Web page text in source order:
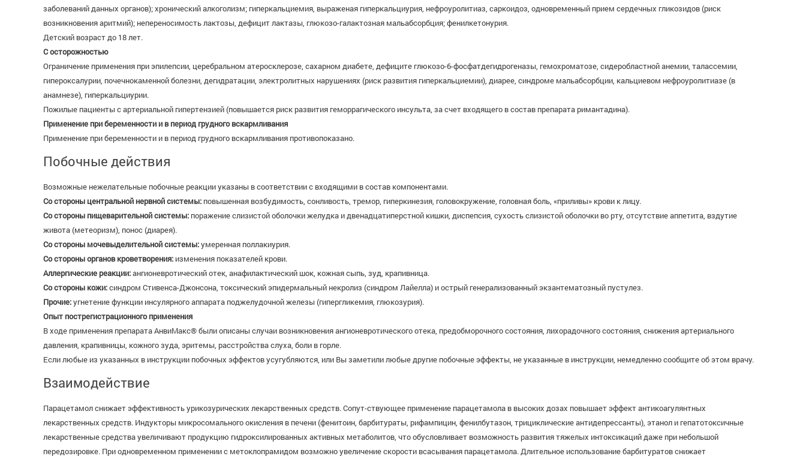
заболеваний данных органов); хронический алкоголизм; гиперкальциемия, выраженая гиперкальциурия, нефроуролитиаз, саркоидоз, одновременный прием сердечных гликозидов (риск
возникновения аритмий); непереносимость лактозы, дефицит лактазы, глюкозо-галактозная мальабсорбция; фенилкетонурия.
Детский возраст до 18 лет.
С осторожностью
Ограничение применения при эпилепсии, церебральном атеросклерозе, сахарном диабете, дефиците глюкозо-6-фосфатдегидрогеназы, гемохроматозе, сидеробластной анемии, талассемии,
гипероксалурии, почечнокаменной болезни, дегидратации, электролитных нарушениях (риск развития гиперкальциемии), диарее, синдроме мальабсорбции, кальциевом нефроуролитиазе (в
анамнезе), гиперкальциурии.
Пожилые пациенты с артериальной гипертензией (повышается риск развития геморрагического инсульта, за счет входящего в состав препарата римантадина).
Применение при беременности и в период грудного вскармливания
Применение при беременности и в период грудного вскармливания противопоказано.
Побочные действия
Возможные нежелательные побочные реакции указаны в соответствии с входящими в состав компонентами.
Со стороны центральной нервной системы: повышенная возбудимость, сонливость, тремор, гиперкинезия, головокружение, головная боль, «приливы» крови к лицу.
Со стороны пищеварительной системы: поражение слизистой оболочки желудка и двенадцатиперстной кишки, диспепсия, сухость слизистой оболочки во рту, отсутствие аппетита, вздутие
живота (метеоризм), понос (диарея).
Со стороны мочевыделительной системы:умеренная поллакиурия.
Со стороны органов кроветворения: изменения показателей крови.
Аллергические реакции:ангионевротический отек, анафилактический шок, кожная сыпь, зуд, крапивница.
Со стороны кожи:синдром Стивенса-Джонсона, токсический эпидермальный некролиз (синдром Лайелла) и острый генерализованный экзантематозный пустулез.
Прочие:угнетение функции инсулярного аппарата поджелудочной железы (гипергликемия, глюкозурия).
Опыт пострегистрационного применения
В ходе применения препарата АнвиМакс® были описаны случаи возникновения ангионевротического отека, предобморочного состояния, лихорадочного состояния, снижения артериального
давления, крапивницы, кожного зуда, эритемы, расстройства слуха, боли в горле.
Если любые из указанных в инструкции побочных эффектов усугубляются, или Вы заметили любые другие побочные эффекты, не указанные в инструкции, немедленно сообщите об этом врачу.
Взаимодействие
Парацетамол снижает эффективность урикозурических лекарственных средств. Сопут-ствующее применение парацетамола в высоких дозах повышает эффект антикоагулянтных
лекарственных средств. Индукторы микросомального окисления в печени (фенитоин, барбитураты, рифампицин, фенилбутазон, трициклические антидепрессанты), этанол и гепатотоксичные
лекарственные средства увеличивают продукцию гидроксилированных активных метаболитов, что обусловливает возможность развития тяжелых интоксикаций даже при небольшой
передозировке. При одновременном применении с метоклопрамидом возможно увеличение скорости всасывания парацетамола. Длительное использование барбитуратов снижает